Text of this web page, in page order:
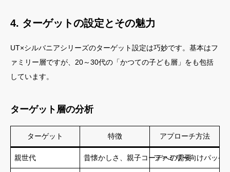
4. ターゲットの設定とその魅力
UT×シルバニアシリーズのターゲット設定は巧妙です。基本はフ
ァミリー層ですが、20～30代の「かつての子ども層」をも包括
しています。
ターゲット層の分析
ターゲット 特徴 アプローチ方法
親世代 昔懐かしさ、親子コーデへの需要
ファミリー向けパッケ